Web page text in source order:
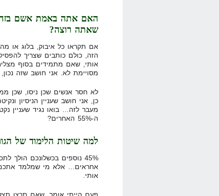
האם אתה באמת אשם בזה
שאתה רוצה?
אם תקראו כל איבוק, בלוג או
הזה, כולם כותבים שצריך
אותי, שאם מתמידים בסוף
מסויימת לא. אני חושב שזה
לא חסר אנשים שכן ניסו, שכן
כן, אני חושב שעניין הניסיון
ה-55% האחרים?
למה שיטות הלימוד של
45% נוספים בכשלונכם
אחראים… אלא מי שמלמד
אותי.